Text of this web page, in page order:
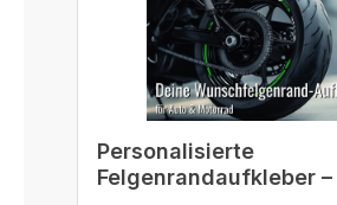
Personalisierte
Felgenrandaufkleber –